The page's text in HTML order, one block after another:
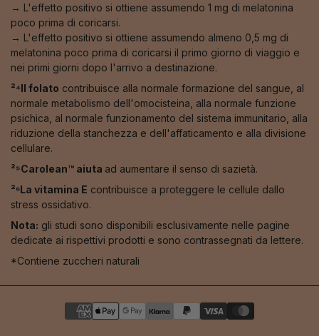
→ L'effetto positivo si ottiene assumendo 1 mg di melatonina
poco prima di coricarsi.
→ L'effetto positivo si ottiene assumendo almeno 0,5 mg di
melatonina poco prima di coricarsi il primo giorno di viaggio e
nei primi giorni dopo l'arrivo a destinazione.
²⁴Il folato contribuisce alla normale formazione del sangue, al
normale metabolismo dell'omocisteina, alla normale funzione
psichica, al normale funzionamento del sistema immunitario, alla
riduzione della stanchezza e dell'affaticamento e alla divisione
cellulare.
²⁵Carolean™️ aiuta ad aumentare il senso di sazietà.
²⁶La vitamina E contribuisce a proteggere le cellule dallo
stress ossidativo.
Nota: gli studi sono disponibili esclusivamente nelle pagine
dedicate ai rispettivi prodotti e sono contrassegnati da lettere.
*Contiene zuccheri naturali